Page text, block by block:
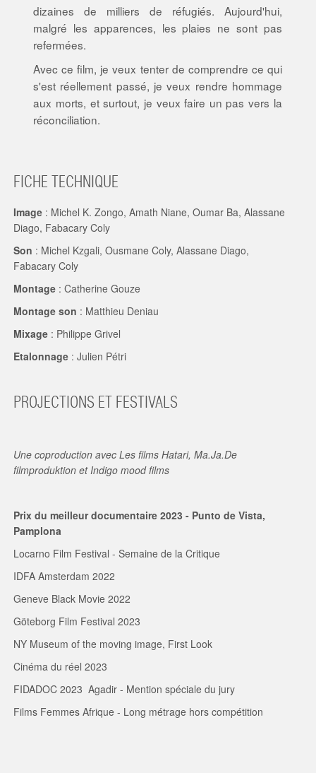
dizaines de milliers de réfugiés. Aujourd'hui,
malgré les apparences, les plaies ne sont pas
refermées.
Avec ce film, je veux tenter de comprendre ce qui
s'est réellement passé, je veux rendre hommage
aux morts, et surtout, je veux faire un pas vers la
réconciliation.
FICHE TECHNIQUE
Image : Michel K. Zongo, Amath Niane, Oumar Ba, Alassane
Diago, Fabacary Coly
Son : Michel Kzgali, Ousmane Coly, Alassane Diago,
Fabacary Coly
Montage : Catherine Gouze
Montage son : Matthieu Deniau
Mixage : Philippe Grivel
Etalonnage : Julien Pétri
PROJECTIONS ET FESTIVALS
Une coproduction avec Les films Hatari, Ma.Ja.De
filmproduktion et Indigo mood films
Prix du meilleur documentaire 2023 - Punto de Vista,
Pamplona
Locarno Film Festival - Semaine de la Critique
IDFA Amsterdam 2022
Geneve Black Movie 2022
Göteborg Film Festival 2023
NY Museum of the moving image, First Look
Cinéma du réel 2023
FIDADOC 2023 Agadir - Mention spéciale du jury
Films Femmes Afrique - Long métrage hors compétition